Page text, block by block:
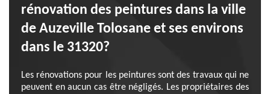
rénovation des peintures dans la ville
de Auzeville Tolosane et ses environs
dans le 31320?
Les rénovations pour les peintures sont des travaux qui ne
peuvent en aucun cas être négligés. Les propriétaires des